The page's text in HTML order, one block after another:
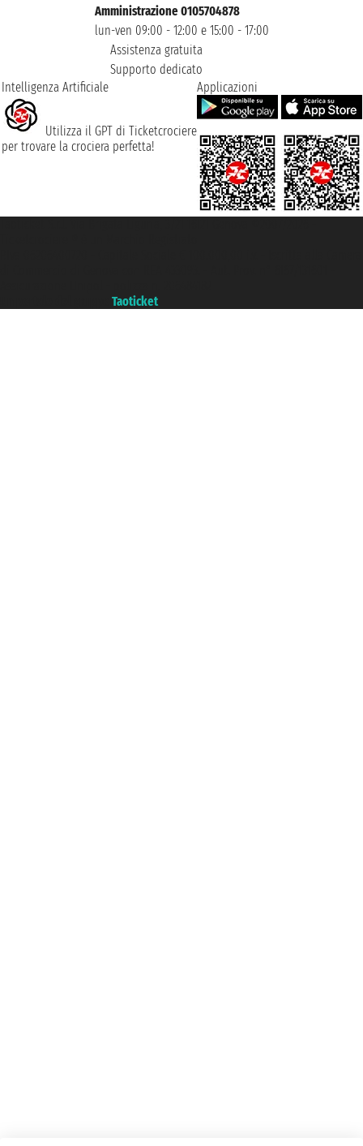
Amministrazione 0105704878
lun-ven 09:00 - 12:00 e 15:00 - 17:00
Assistenza gratuita
Supporto dedicato
Intelligenza Artificiale
Utilizza il GPT di Ticketcrociere
per trovare la crociera perfetta!
Applicazioni
Taoticket